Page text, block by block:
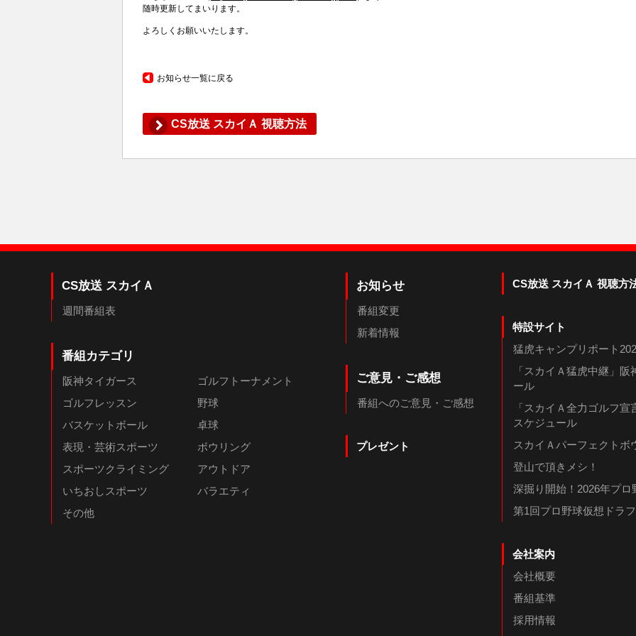
随時更新してまいります。
よろしくお願いいたします。
お知らせ一覧に戻る
CS放送 スカイＡ 視聴方法
CS放送 スカイＡ
週間番組表
番組カテゴリ
阪神タイガース
ゴルフトーナメント
ゴルフレッスン
野球
バスケットボール
卓球
表現・芸術スポーツ
ボウリング
スポーツクライミング
アウトドア
いちおしスポーツ
バラエティ
その他
お知らせ
番組変更
新着情報
ご意見・ご感想
番組へのご意見・ご感想
プレゼント
CS放送 スカイＡ 視聴方
特設サイト
猛虎キャンプリポート
「スカイＡ猛虎中継」
ール
「スカイＡ全力ゴルフ
スケジュール
スカイＡパーフェクトボ
登山で頂きメシ！
深掘り開始！2026年プロ
第1回プロ野球仮想ドラ
会社案内
会社概要
番組基準
採用情報